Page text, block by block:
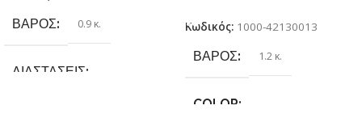
ΒΆΡΟΣ 0.9 κ.
ΔΙΑΣΤΆΣΕΙΣ
Κωδικός: 1000-42130013
ΒΆΡΟΣ 1.2 κ.
COLOR